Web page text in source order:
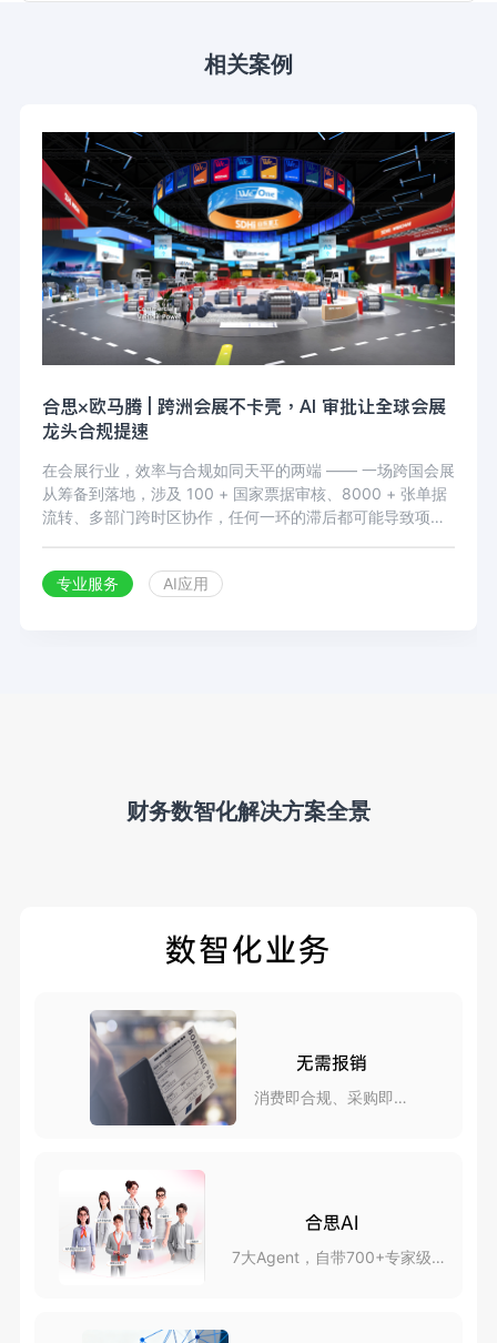
相关案例
合思×欧马腾 | 跨洲会展不卡壳，AI 审批让全球会展
龙头合规提速
在会展行业，效率与合规如同天平的两端 —— 一场跨国会展
从筹备到落地，涉及 100 + 国家票据审核、8000 + 张单据
流转、多部门跨时区协作，任何一环的滞后都可能导致项目
曾深陷这样的两难。直到合思 AI 审批助手的介入，才实现破
专业服务 AI应用
财务数智化解决方案全景
数智化业务
无需报销
消费即合规、采购即报
合思AI
7大Agent，自带700+专家级